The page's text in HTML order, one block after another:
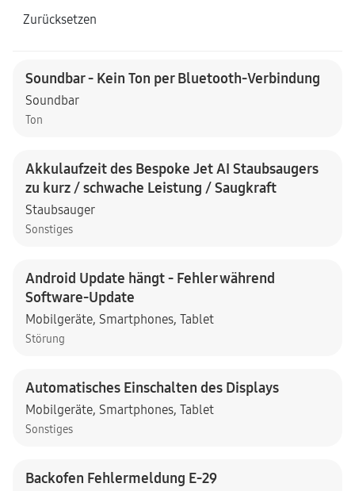
Zurücksetzen
Soundbar - Kein Ton per Bluetooth-Verbindung
Soundbar
Ton
Akkulaufzeit des Bespoke Jet AI Staubsaugers
zu kurz / schwache Leistung / Saugkraft
Staubsauger
Sonstiges
Android Update hängt - Fehler während
Software-Update
Mobilgeräte, Smartphones, Tablet
Störung
Automatisches Einschalten des Displays
Mobilgeräte, Smartphones, Tablet
Sonstiges
Backofen Fehlermeldung E-29